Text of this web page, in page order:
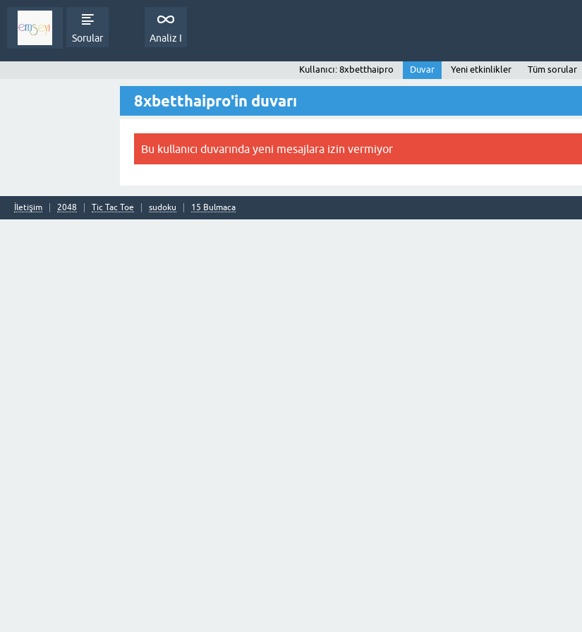
Sorular Analiz I
Kullanıcı: 8xbetthaipro Duvar Yeni etkinlikler Tüm sorular
8xbetthaipro'in duvarı
Bu kullanıcı duvarında yeni mesajlara izin vermiyor
İletişim 2048 Tic Tac Toe sudoku 15 Bulmaca